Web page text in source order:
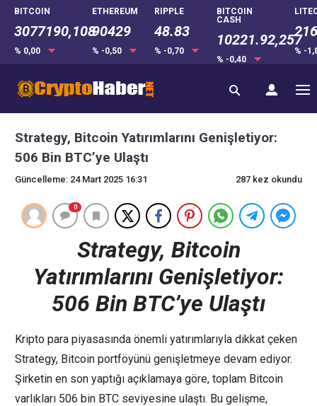
BITCOIN
3077190,108
% 0,00
ETHEREUM
90429
% -0,50
RIPPLE
48.83
% -0,70
BITCOIN
CASH
10221.92,257
% -0,40
% -
Strategy, Bitcoin Yatırımlarını Genişletiyor:
506 Bin BTC’ye Ulaştı
Güncelleme: 24 Mart 2025 16:31 287 kez okundu
0
Strategy, Bitcoin
Yatırımlarını Genişletiyor:
506 Bin BTC’ye Ulaştı
Kripto para piyasasında önemli yatırımlarıyla dikkat çeken
Strategy, Bitcoin portföyünü genişletmeye devam ediyor.
Şirketin en son yaptığı açıklamaya göre, toplam Bitcoin
varlıkları 506 bin BTC seviyesine ulaştı. Bu gelişme,